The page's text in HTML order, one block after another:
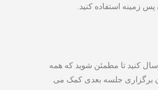
‌زمینه استفاده کنید.
کنید تا مطمئن شوید که همه
برگزاری جلسه بعدی کمک می